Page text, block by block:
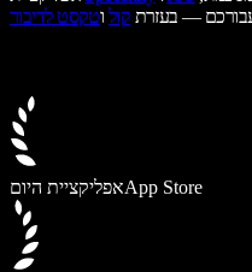
— בעזרת קול וטקסט לדיבור
אפליקציית היוםApp Store